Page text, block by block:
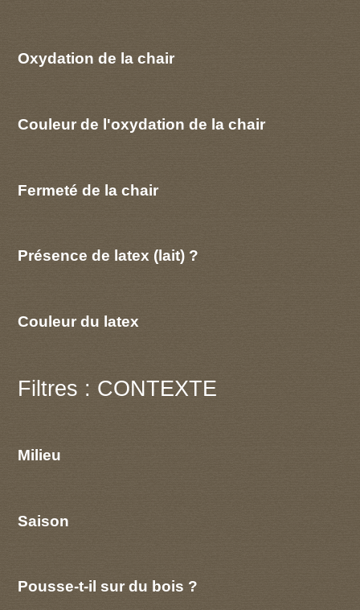
Oxydation de la chair
Couleur de l'oxydation de la chair
Fermeté de la chair
Présence de latex (lait) ?
Couleur du latex
Filtres : CONTEXTE
Milieu
Saison
Pousse-t-il sur du bois ?